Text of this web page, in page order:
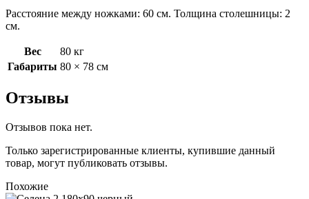
Расстояние между ножками: 60 см. Толщина столешницы: 2
см.
Вес
80 кг
Габариты 80 × 78 см
Отзывы
Отзывов пока нет.
Только зарегистрированные клиенты, купившие данный
товар, могут публиковать отзывы.
Похожие